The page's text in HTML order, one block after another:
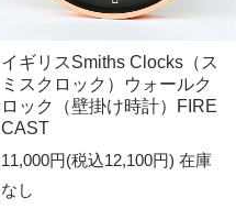
イギリスSmiths Clocks（ス
ミスクロック）ウォールク
ロック（壁掛け時計）FIRE
CAST
11,000円(税込12,100円) 在庫
なし